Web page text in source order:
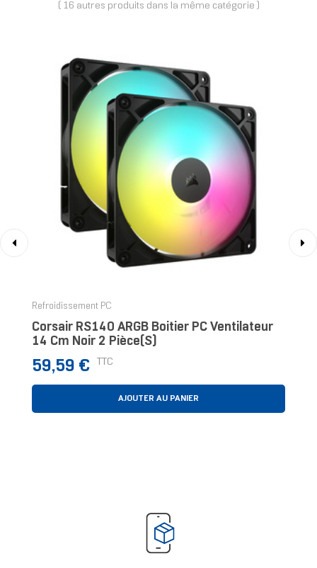
( 16 autres produits dans la même catégorie )
Refroidissement PC
Corsair RS140 ARGB Boitier PC Ventilateur
14 Cm Noir 2 Pièce(s)
Prix
59,59 € TTC
AJOUTER AU PANIER